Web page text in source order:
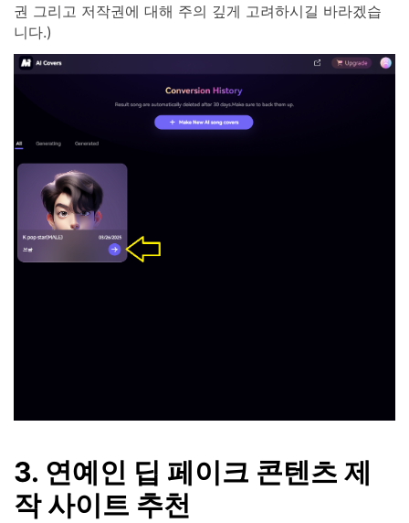
권 그리고 저작권에 대해 주의 깊게 고려하시길 바라겠습
니다.)
3. 연예인 딥 페이크 콘텐츠 제
작 사이트 추천